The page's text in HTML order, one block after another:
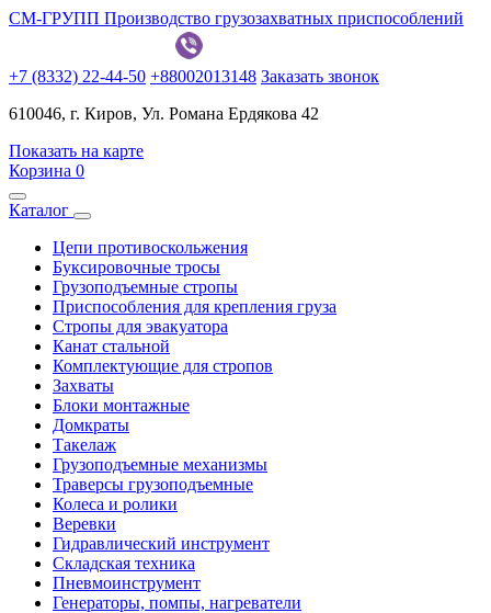
СМ-ГРУПП Производство грузозахватных приспособлений
+7 (8332) 22-44-50 +88002013148 Заказать звонок
610046, г. Киров, Ул. Романа Ердякова 42
Показать на карте
Корзина 0
Каталог
Цепи противоскольжения
Буксировочные тросы
Грузоподъемные стропы
Приспособления для крепления груза
Стропы для эвакуатора
Канат стальной
Комплектующие для стропов
Захваты
Блоки монтажные
Домкраты
Такелаж
Грузоподъемные механизмы
Траверсы грузоподъемные
Колеса и ролики
Веревки
Гидравлический инструмент
Складская техника
Пневмоинструмент
Генераторы, помпы, нагреватели